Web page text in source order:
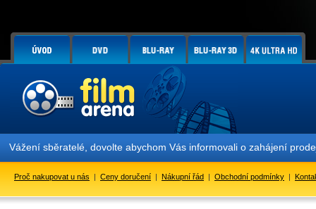
Vážení sběratelé, dovolte abychom Vás informovali o zahájení
Proč nakupovat u nás | Ceny doručení | Nákupní řád | Obchodní podmínky |